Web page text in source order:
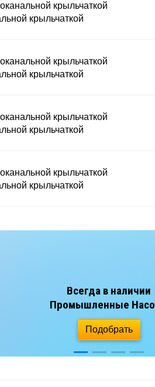
крыльчаткой
крыльчаткой
крыльчаткой
крыльчаткой
крыльчаткой
крыльчаткой
крыльчаткой
крыльчаткой